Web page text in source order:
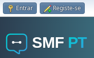
Entrar Registe-se